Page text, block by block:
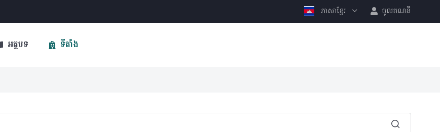
ភាសាខ្មែរ ចូលគណនី
អត្ថបទ ទីតាំង